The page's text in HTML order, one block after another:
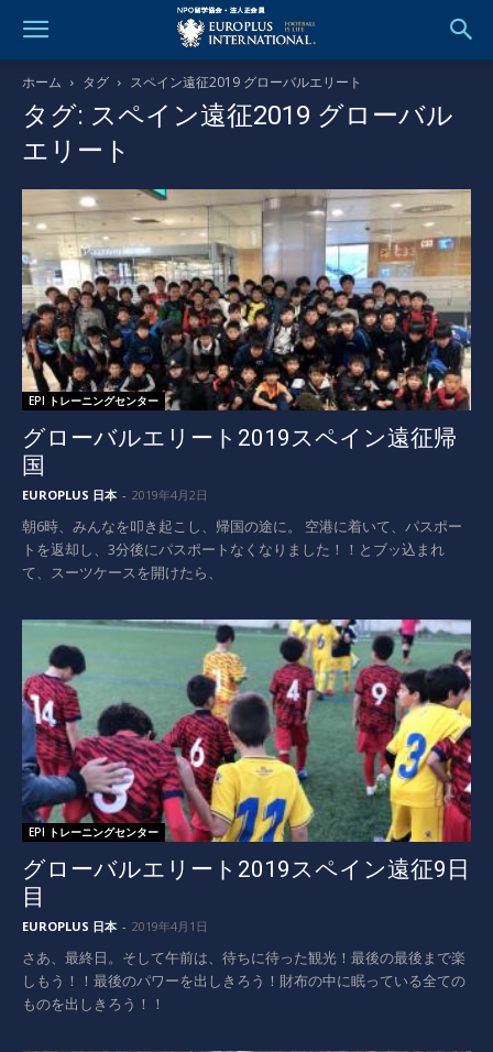
ホーム タグ スペイン遠征2019 グローバルエリート
タグ: スペイン遠征2019 グローバル
エリート
EPI トレーニングセンター
グローバルエリート2019スペイン遠征帰
国
EUROPLUS 日本 - 2019年4月2日
朝6時、みんなを叩き起こし、帰国の途に。 空港に着いて、パスポー
トを返却し、3分後にパスポートなくなりました！！とブッ込まれ
て、スーツケースを開けたら、
EPI トレーニングセンター
グローバルエリート2019スペイン遠征9日
目
EUROPLUS 日本 - 2019年4月1日
さあ、最終日。そして午前は、待ちに待った観光！最後の最後まで楽
しもう！！最後のパワーを出しきろう！財布の中に眠っている全ての
ものを出しきろう！！